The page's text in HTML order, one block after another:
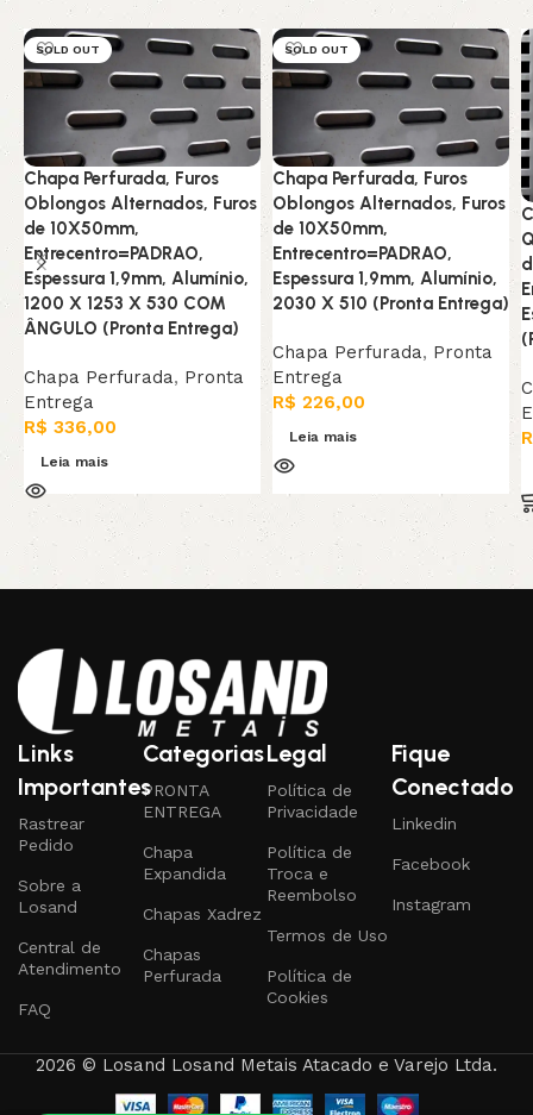
SOLD OUT
Chapa Perfurada, Furos
Oblongos Alternados, Furos
de 10X50mm,
Entrecentro=PADRAO,
Espessura 1,9mm, Alumínio,
1200 X 1253 X 530 COM
ÂNGULO (Pronta Entrega)
Chapa Perfurada, Pronta
Entrega
R$ 336,00
Leia mais
SOLD OUT
Chapa Perfurada, Furos
Oblongos Alternados, Furos
de 10X50mm,
Entrecentro=PADRAO,
Espessura 1,9mm, Alumínio,
2030 X 510 (Pronta Entrega)
Chapa Perfurada, Pronta
Entrega
R$ 226,00
Leia mais
Links
Importantes
Rastrear
Pedido
Sobre a
Losand
Central de
Atendimento
FAQ
Categorias
PRONTA
ENTREGA
Chapa
Expandida
Chapas Xadrez
Chapas
Perfurada
Legal
Política de
Privacidade
Política de
Troca e
Reembolso
Termos de Uso
Política de
Cookies
Fique
Conectado
Linkedin
Facebook
Instagram
2026 © Losand Losand Metais Atacado e Varejo Ltda.